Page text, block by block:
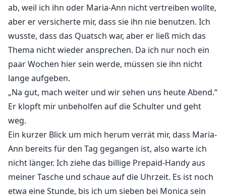
ab, weil ich ihn oder Maria-Ann nicht vertreiben wollte,
aber er versicherte mir, dass sie ihn nie benutzen. Ich
wusste, dass das Quatsch war, aber er ließ mich das
Thema nicht wieder ansprechen. Da ich nur noch ein
paar Wochen hier sein werde, müssen sie ihn nicht
lange aufgeben.
„Na gut, mach weiter und wir sehen uns heute Abend.“
Er klopft mir unbeholfen auf die Schulter und geht
weg.
Ein kurzer Blick um mich herum verrät mir, dass Maria-
Ann bereits für den Tag gegangen ist, also warte ich
nicht länger. Ich ziehe das billige Prepaid-Handy aus
meiner Tasche und schaue auf die Uhrzeit. Es ist noch
etwa eine Stunde, bis ich um sieben bei Monica sein